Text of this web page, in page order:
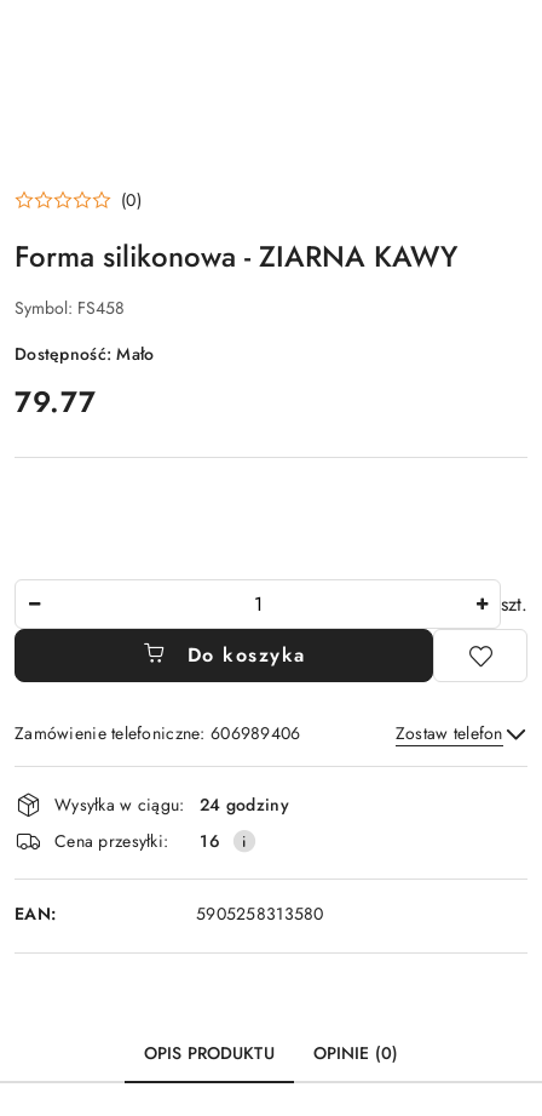
(0)
Forma silikonowa - ZIARNA KAWY
Symbol: FS458
Dostępność:Mało
cena:
79.77
szt.
Do koszyka
Zamówienie telefoniczne: 606989406 Zostaw telefon
Wyślij
Dostępność
i
dostawa
Wysyłka w ciągu:
24 godziny
Cena przesyłki:
16
EAN: 5905258313580
OPIS PRODUKTU OPINIE (0)